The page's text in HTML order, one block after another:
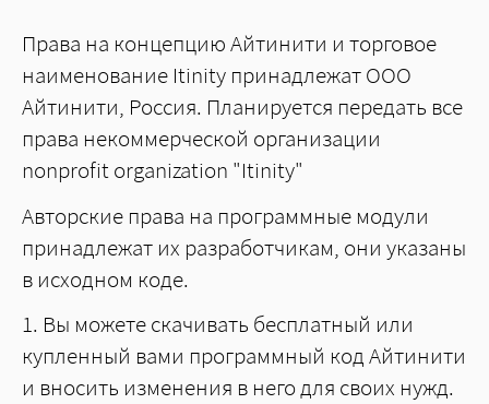
Права на концепцию Айтинити и торговое
наименование Itinity принадлежат ООО
Айтинити, Россия. Планируется передать все
права некоммерческой организации
nonprofit organization "Itinity"
Авторские права на программные модули
принадлежат их разработчикам, они указаны
в исходном коде.
1. Вы можете скачивать бесплатный или
купленный вами программный код Айтинити
и вносить изменения в него для своих нужд.